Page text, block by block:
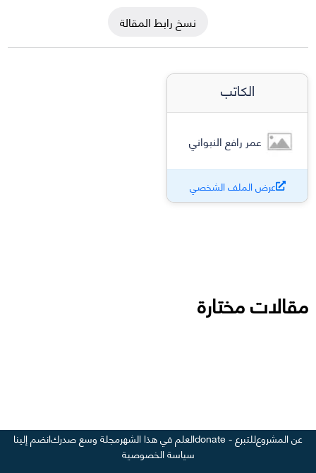
نسخ رابط المقالة
الكاتب
عمر رافع النبواني
عرض الملف الشخصي
مقالات مختارة
عن المشروعللتبرع - donate العلم في هذا الشهرمجلة وسع صدركانضم إلينا
سياسة الخصوصية